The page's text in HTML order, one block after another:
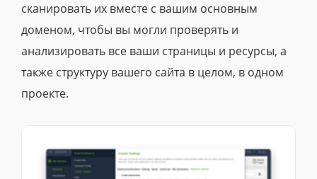
сканировать их вместе с вашим основным
доменом, чтобы вы могли проверять и
анализировать все ваши страницы и ресурсы, а
также структуру вашего сайта в целом, в одном
проекте.